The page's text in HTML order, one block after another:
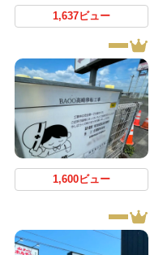
1,637ビュー
1,600ビュー